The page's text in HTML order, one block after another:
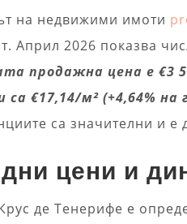
на недвижими имоти
Април 2026 показва
продажна цена е €3
са €17,14/м² (+4,64% на
са значителни и
цени и
де Тенерифе е